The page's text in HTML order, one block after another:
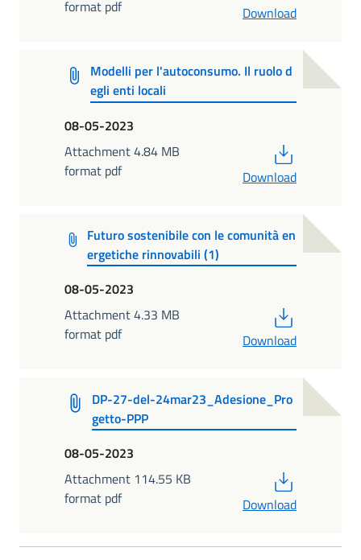
format pdf Download
Modelli per l'autoconsumo. Il ruolo d
egli enti locali
08-05-2023
Attachment 4.84 MB
format pdf
Download
Futuro sostenibile con le comunità en
ergetiche rinnovabili (1)
08-05-2023
Attachment 4.33 MB
format pdf
Download
DP-27-del-24mar23_Adesione_Pro
getto-PPP
08-05-2023
Attachment 114.55 KB
format pdf
Download